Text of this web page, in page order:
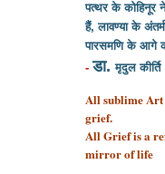
पत्थर के कोहिनूर
हैं, लावण्या के
पारसमणि के आगे
- डा.मृदुल कीर्ति
All sublime Art
grief.
All Grief is a
mirror of life